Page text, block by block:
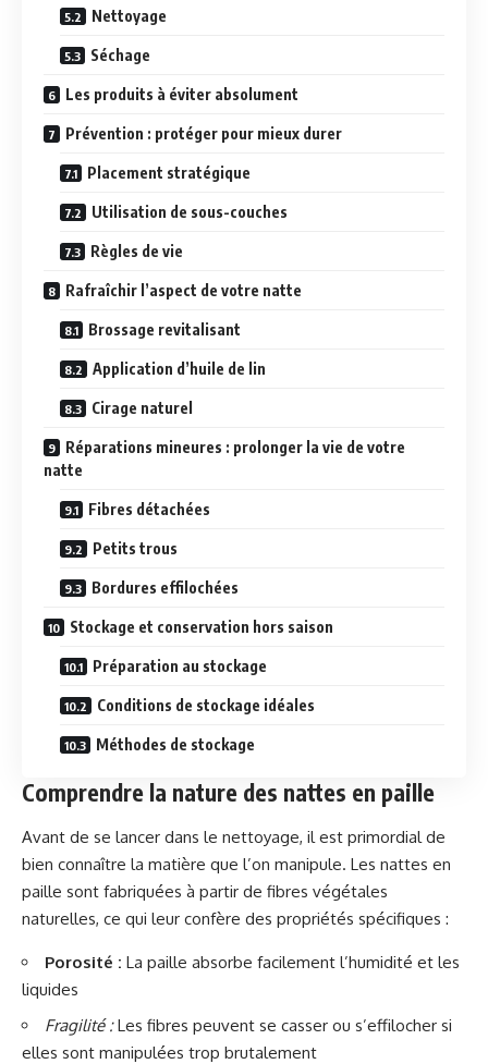
Nettoyage
Séchage
Les produits à éviter absolument
Prévention : protéger pour mieux durer
Placement stratégique
Utilisation de sous-couches
Règles de vie
Rafraîchir l’aspect de votre natte
Brossage revitalisant
Application d’huile de lin
Cirage naturel
Réparations mineures : prolonger la vie de votre
natte
Fibres détachées
Petits trous
Bordures effilochées
Stockage et conservation hors saison
Préparation au stockage
Conditions de stockage idéales
Méthodes de stockage
Comprendre la nature des nattes en paille
Avant de se lancer dans le nettoyage, il est primordial de
bien connaître la matière que l’on manipule. Les nattes en
paille sont fabriquées à partir de fibres végétales
naturelles, ce qui leur confère des propriétés spécifiques :
Porosité : La paille absorbe facilement l’humidité et les
liquides
Fragilité :Les fibres peuvent se casser ou s’effilocher si
elles sont manipulées trop brutalement